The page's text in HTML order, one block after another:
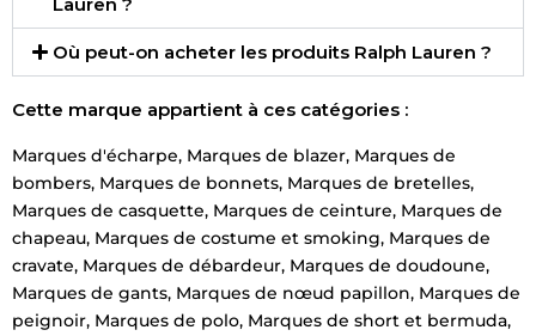
Où peut-on acheter les produits Ralph Lauren ?
Cette marque appartient à ces catégories :
Marques d'écharpe, Marques de blazer, Marques de
bombers, Marques de bonnets, Marques de bretelles,
Marques de casquette, Marques de ceinture, Marques de
chapeau, Marques de costume et smoking, Marques de
cravate, Marques de débardeur, Marques de doudoune,
Marques de gants, Marques de nœud papillon, Marques de
peignoir, Marques de polo, Marques de short et bermuda,